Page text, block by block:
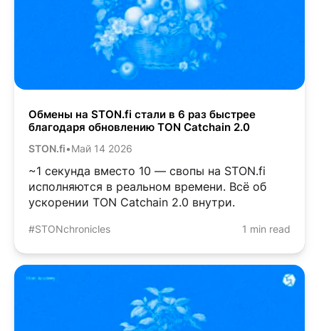
Обмены на STON.fi стали в 6 раз быстрее
благодаря обновлению TON Catchain 2.0
STON.fi•Май 14 2026
~1 секунда вместо 10 — свопы на STON.fi
исполняются в реальном времени. Всё об
ускорении TON Catchain 2.0 внутри.
#STONchronicles 1 min read